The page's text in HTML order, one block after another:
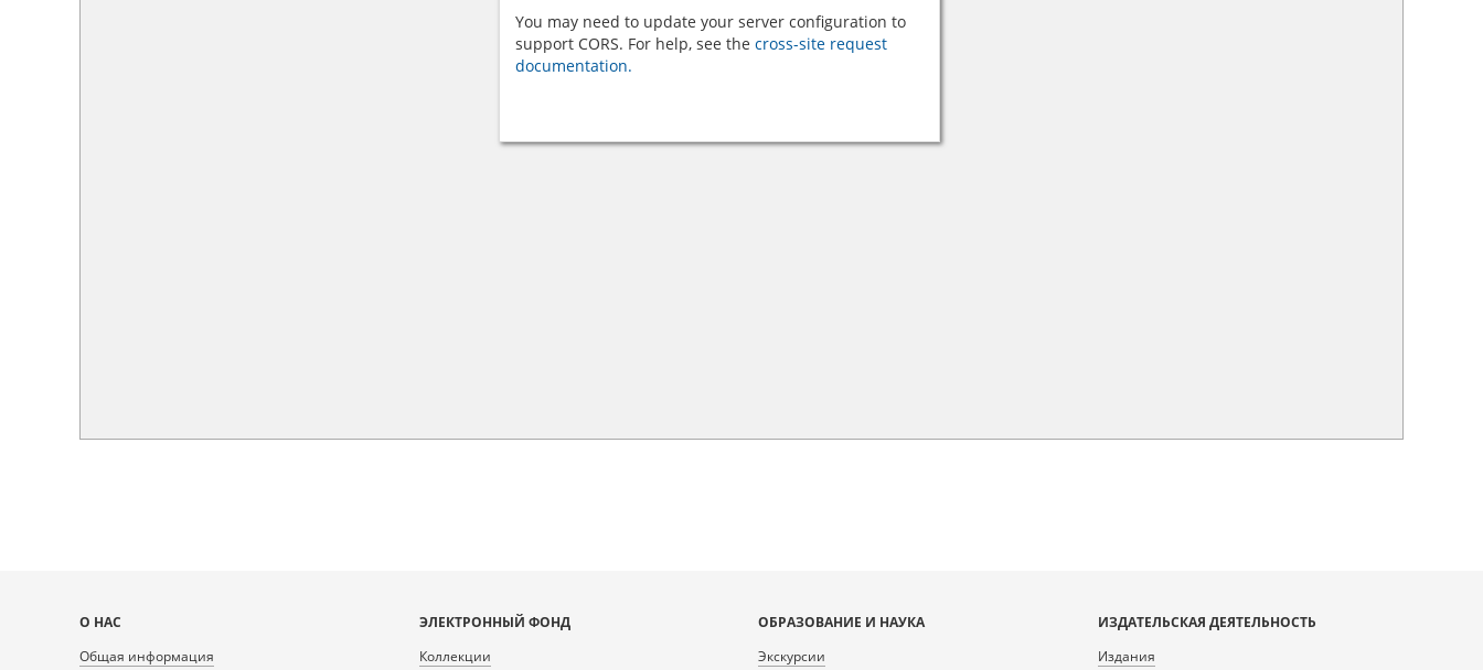
You may need to update your server configuration to
support CORS. For help, see the cross-site request
documentation.
Карта
сайта
О НАС
Общая информация
ЭЛЕКТРОННЫЙ ФОНД
Коллекции
ОБРАЗОВАНИЕ И НАУКА
Экскурсии
ИЗДАТЕЛЬСКАЯ ДЕЯТЕЛЬНОСТЬ
Издания